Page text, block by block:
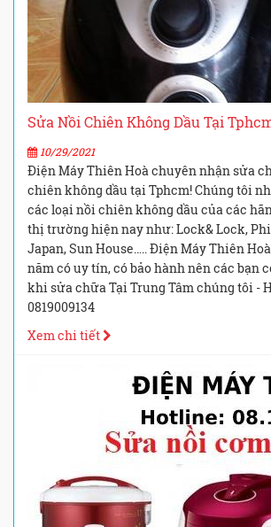
Sửa Nồi Chiên Không Dầu Tại
10/29/2021
Điện Máy Thiên Hoà chuyên nhận sửa
chiên không dầu tại Tphcm! Chúng tôi
các loại nồi chiên không dầu của các
thị trường hiện nay như: Lock& Lock,
Japan, Sun House….. Điện Máy Thiên
năm có uy tín, có bảo hành nên các bạn
khi sửa chữa Tại Trung Tâm chúng tôi -
0819009134
Xem chi tiết